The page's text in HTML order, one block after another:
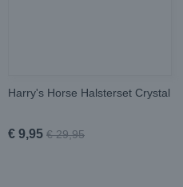
Harry's Horse Halsterset Crystal
€ 9,95 € 29,95